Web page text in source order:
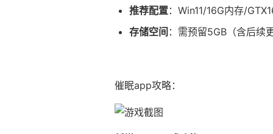
​推荐配置​：Win11/16G内存/
​存储空间​ ：需预留5GB（含后续
催眠app攻略：